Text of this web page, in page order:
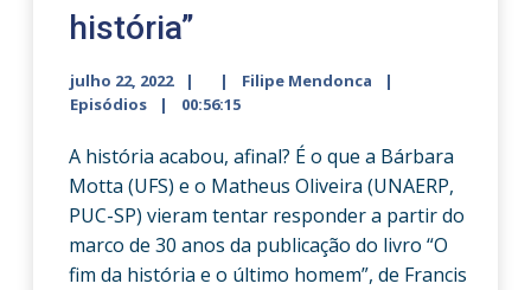
história”
julho 22, 2022
Filipe Mendonca
Episódios
00:56:15
A história acabou, afinal? É o que a Bárbara
Motta (UFS) e o Matheus Oliveira (UNAERP,
PUC-SP) vieram tentar responder a partir do
marco de 30 anos da publicação do livro “O
fim da história e o último homem”, de Francis